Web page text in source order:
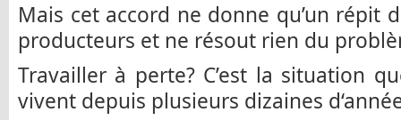
Mais cet accord ne donne qu’un répit
producteurs et ne résout rien du
Travailler à perte? C’est la situation
vivent depuis plusieurs dizaines